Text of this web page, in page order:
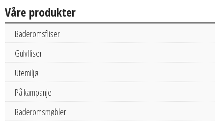
Våre produkter
Baderomsfliser
Gulvfliser
Utemiljø
På kampanje
Baderomsmøbler